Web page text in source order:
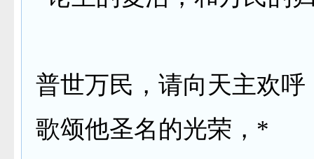
普世万民，请向天主欢呼
歌颂他圣名的光荣， *